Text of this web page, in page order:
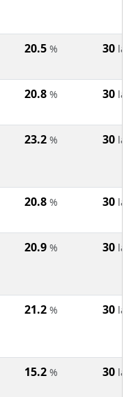
20.5 % 30 lat
20.8 % 30 lat
23.2 % 30 lat
20.8 % 30 lat
20.9 % 30 lat
21.2 % 30 lat
15.2 % 30 lat